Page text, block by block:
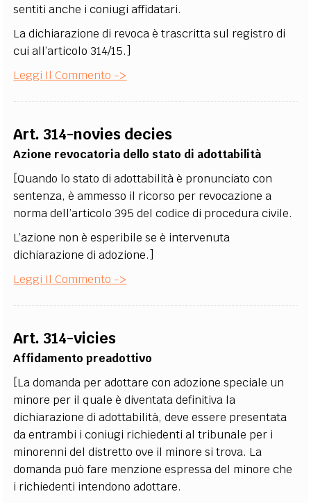
sentiti anche i coniugi affidatari.
La dichiarazione di revoca è trascritta sul registro di
cui all’articolo 314/15.]
Leggi Il Commento ->
Art. 314-novies decies
Azione revocatoria dello stato di adottabilità
[Quando lo stato di adottabilità è pronunciato con
sentenza, è ammesso il ricorso per revocazione a
norma dell’articolo 395 del codice di procedura civile.
L’azione non è esperibile se è intervenuta
dichiarazione di adozione.]
Leggi Il Commento ->
Art. 314-vicies
Affidamento preadottivo
[La domanda per adottare con adozione speciale un
minore per il quale è diventata definitiva la
dichiarazione di adottabilità, deve essere presentata
da entrambi i coniugi richiedenti al tribunale per i
minorenni del distretto ove il minore si trova. La
domanda può fare menzione espressa del minore che
i richiedenti intendono adottare.